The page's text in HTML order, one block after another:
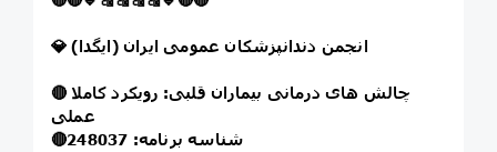
💎 انجمن دندانپزشکان عمومی ایران (ایگدا)
🔴
عملی
🔴
شناسه برنامه: 248037